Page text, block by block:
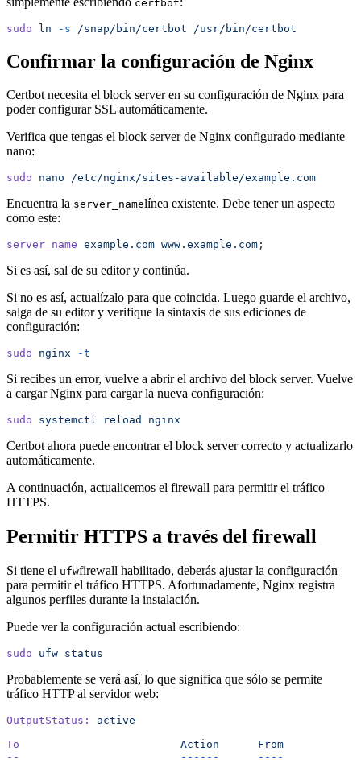
certbot
sudo ln -s /snap/bin/certbot /usr/bin/certbot
Confirmar la configuración de Nginx
Certbot necesita el block server en su configuración de Nginx para
poder configurar SSL automáticamente.
Verifica que tengas el block server de Nginx configurado mediante
nano:
sudo nano /etc/nginx/sites-available/example.com
Encuentra la server_namelínea existente. Debe tener un aspecto
como este:
server_name example.com www.example.com ;
Si es así, sal de su editor y continúa.
Si no es así, actualízalo para que coincida. Luego guarde el archivo,
salga de su editor y verifique la sintaxis de sus ediciones de
configuración:
sudo nginx -t
Si recibes un error, vuelve a abrir el archivo del block server. Vuelve
a cargar Nginx para cargar la nueva configuración:
sudo systemctl reload nginx
Certbot ahora puede encontrar el block server correcto y actualizarlo
automáticamente.
A continuación, actualicemos el firewall para permitir el tráfico
HTTPS.
Permitir HTTPS a través del firewall
Si tiene el ufwfirewall habilitado, deberás ajustar la configuración
para permitir el tráfico HTTPS. Afortunadamente, Nginx registra
algunos perfiles durante la instalación.
Puede ver la configuración actual escribiendo:
sudo ufw status
Probablemente se verá así, lo que significa que sólo se permite
tráfico HTTP al servidor web:
OutputStatus:
active
To
                         Action
      From
--
                         ------
      ----